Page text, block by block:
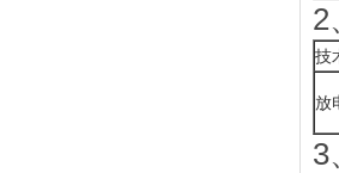
2
技
放
3